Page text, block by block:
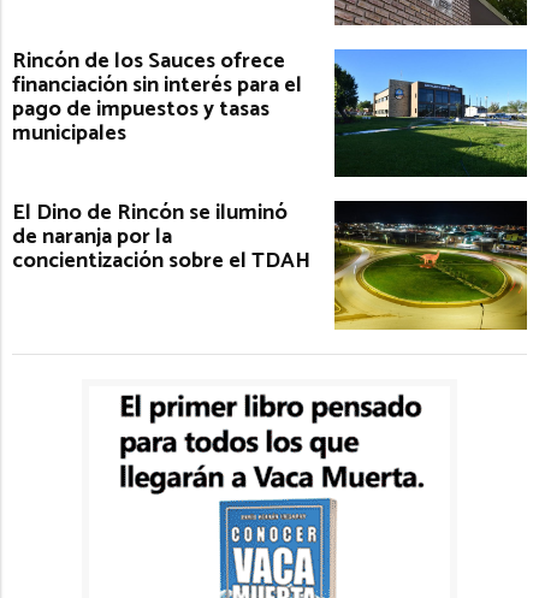
Rincón de los Sauces ofrece
financiación sin interés para el
pago de impuestos y tasas
municipales
El Dino de Rincón se iluminó
de naranja por la
concientización sobre el TDAH